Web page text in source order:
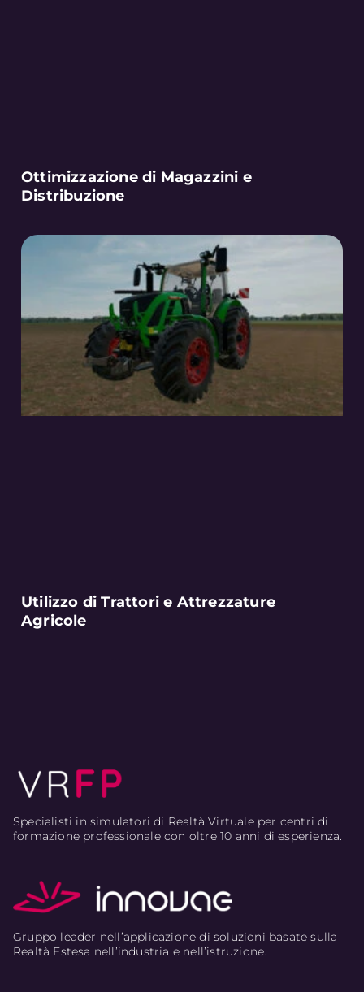
Ottimizzazione di Magazzini e
Distribuzione
Utilizzo di Trattori e Attrezzature
Agricole
Specialisti in simulatori di Realtà Virtuale per centri di
formazione professionale con oltre 10 anni di esperienza.
Gruppo leader nell’applicazione di soluzioni basate sulla
Realtà Estesa nell’industria e nell’istruzione.